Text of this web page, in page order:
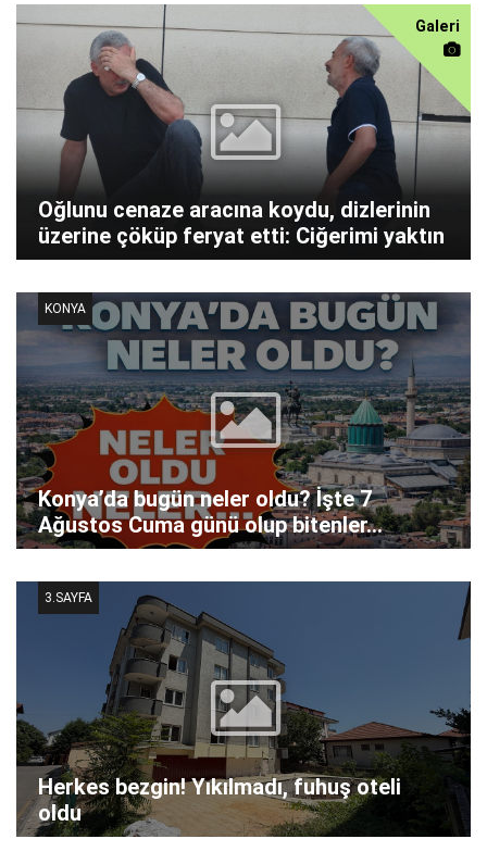
Galeri
Oğlunu cenaze aracına koydu, dizlerinin
üzerine çöküp feryat etti: Ciğerimi yaktın
Konya’da bugün neler oldu? İşte 7
Ağustos Cuma günü olup bitenler…
KONYA
Herkes bezgin! Yıkılmadı, fuhuş oteli
oldu
3.SAYFA